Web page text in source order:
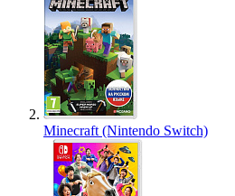
Minecraft (Nintendo Switch)